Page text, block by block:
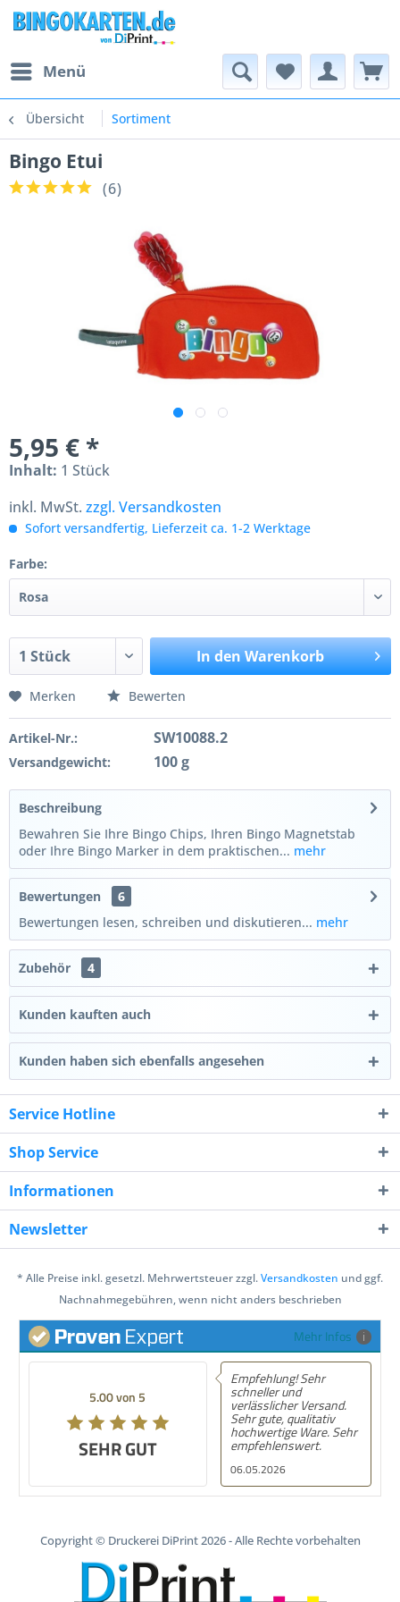
Menü
Übersicht Sortiment
Bingo Etui
(6)
5,95 € *
Inhalt: 1 Stück
inkl. MwSt. zzgl. Versandkosten
Sofort versandfertig, Lieferzeit ca. 1-2 Werktage
Farbe:
In denWarenkorb
Merken Bewerten
Artikel-Nr.: SW10088.2
Versandgewicht: 100 g
Beschreibung
Bewahren Sie Ihre Bingo Chips, Ihren Bingo Magnetstab
oder Ihre Bingo Marker in dem praktischen... mehr
Bewertungen
6
Bewertungen lesen, schreiben und diskutieren... mehr
Zubehör 4
Kunden kauften auch
Kunden haben sich ebenfalls angesehen
Service Hotline
Shop Service
Informationen
Newsletter
* Alle Preise inkl. gesetzl. Mehrwertsteuer zzgl.Versandkosten und ggf.
Nachnahmegebühren, wenn nicht anders beschrieben
Mehr Infos
5.00 von 5
SEHR GUT
06.05.2026
Empfehlung! Sehr
schneller und
verlässlicher Versand.
Sehr gute, qualitativ
hochwertige Ware. Sehr
empfehlenswert.
Copyright © Druckerei DiPrint 2026 - Alle Rechte vorbehalten